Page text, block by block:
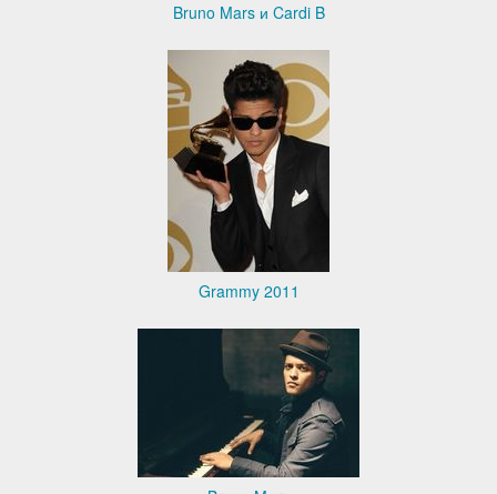
Bruno Mars и Cardi B
Grammy 2011